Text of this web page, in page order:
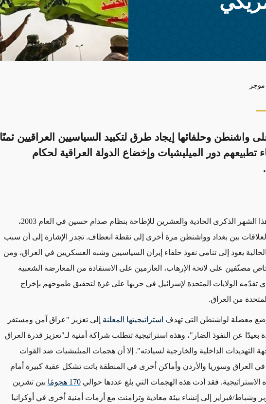
واشنطن وحلفائها إيجاد طرق لتكبيد السياسيين العراقيين ثمنًا
تطبيعهم دور الميليشيات وإخضاع الدولة العراقية لحكام
تحل في هذا الشهر الذكرى الحادية والعشرين للإطاحة بنظام صدام حسين في العام 2003،
بين بغداد وواشنطن مرة أخرى إلى نقطة انعطاف. تجدر الإشارة إلى أن سبب
الحالية يعود إلى تنامي نفوذ حلفاء إيران السياسيين وشبه العسكريين في العراق، ومن
مصنّفين على لائحة الإرهاب، العازمين على الاستفادة من المعارضة الشعبية
تقدّمه الولايات المتحدة لإسرائيل في حربها على غزة لتحقيق طموحهم بإخراج
من العراق.
معضلة لواشنطن التي تهدف استراتيجيتها المعلنة إلى تعزيز "عراق آمن ومستقر
بعيدًا عن النفوذ الضار"، وهذه استراتيجية تتطلب شراكة أمنية لـ"تعزيز قدرة العراق
التهديدات الداخلية والخارجية لسيادته". إلا أن هجمات الميليشيات ضد القوات
في العراق وسوريا والأردن وأماكن أخرى في المنطقة باتت تشكل عقبة كبيرة أمام
الاستراتيجية. فقد أدت هذه الهجمات التي بلغ عددها حوالي170 هجومًا
بين تشرين
وشباط/فبراير إلى إنشاء بيئة معادية وتزامنت مع أزمات أمنية أخرى في أوكرانيا